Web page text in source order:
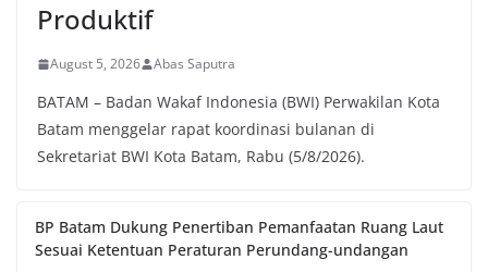
Produktif
August 5, 2026 Abas Saputra
BATAM – Badan Wakaf Indonesia (BWI) Perwakilan Kota
Batam menggelar rapat koordinasi bulanan di
Sekretariat BWI Kota Batam, Rabu (5/8/2026).
BP Batam Dukung Penertiban Pemanfaatan Ruang Laut
Sesuai Ketentuan Peraturan Perundang-undangan